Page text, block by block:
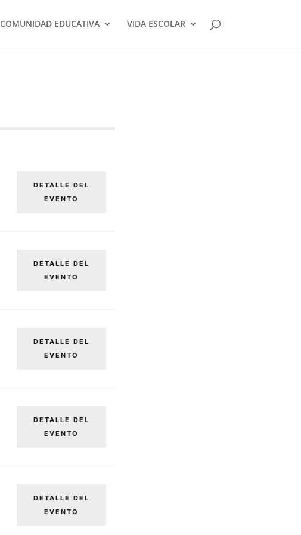
COMUNIDAD EDUCATIVA VIDA ESCOLAR
DETALLE DEL
EVENTO
DETALLE DEL
EVENTO
DETALLE DEL
EVENTO
DETALLE DEL
EVENTO
DETALLE DEL
EVENTO